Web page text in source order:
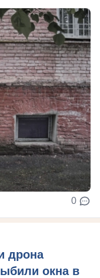
0
дрона
окна в